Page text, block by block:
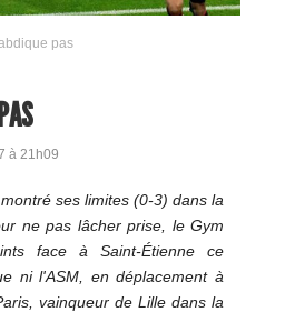
pas
à 21h09
ses limites (0-3) dans la
ne pas lâcher prise, le Gym
face à Saint-Étienne ce
ni l'ASM, en déplacement à
vainqueur de Lille dans la